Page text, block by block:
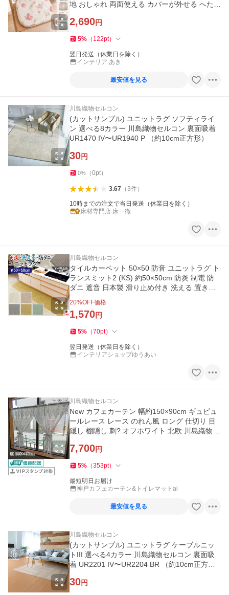
地 おしゃれ 両面使える カバーが外せる へたり
2,690円
5% （ 122pt）
翌日発送（休業日を除く）
インテリア あき
最安値を見る
川島織物セルコン
(カットサンプル) ユニットラグ ソフティライ
ン 選べる8カラー 川島織物セルコン 裏面吸着
UR1470 IV〜UR1940 P （約10cm正方形）
30円
0% （0pt）
3.67（3件）
10時までの注文で当日発送（休業日を除く）
床材専門店 床一徹
川島織物セルコン
タイルカーペット 50×50 防音 ユニットラグ ト
ランスミット2 (KS) 約50×50cm 防炎 制電 防
ダニ 遮音 日本製 滑り止め付き 洗える 置き敷
20%OFF価格
1,570円
5% （70pt）
翌日発送（休業日を除く）
インテリアショップゆうあい
川島織物セルコン
New カフェカーテン 幅約150×90cm ギュピュ
ールレース レース のれん風 ロング 仕切り 目
隠し 棚隠し 刺? オフホワイト 北欧 川島織物セ
7,700円
5% （353pt）
最短明日お届け
神戸カフェカーテン&トイレマットai
最安値を見る
川島織物セルコン
(カットサンプル) ユニットラグ ケーブルニッ
トIII 選べる4カラー 川島織物セルコン 裏面吸
着 UR2201 IV〜UR2204 BR （約10cm正方
30円